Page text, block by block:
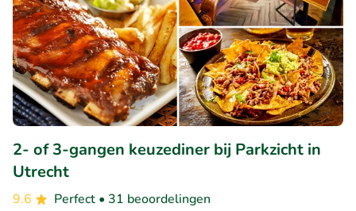
2- of 3-gangen keuzediner bij Parkzicht in
Utrecht
9.6 Perfect • 31 beoordelingen